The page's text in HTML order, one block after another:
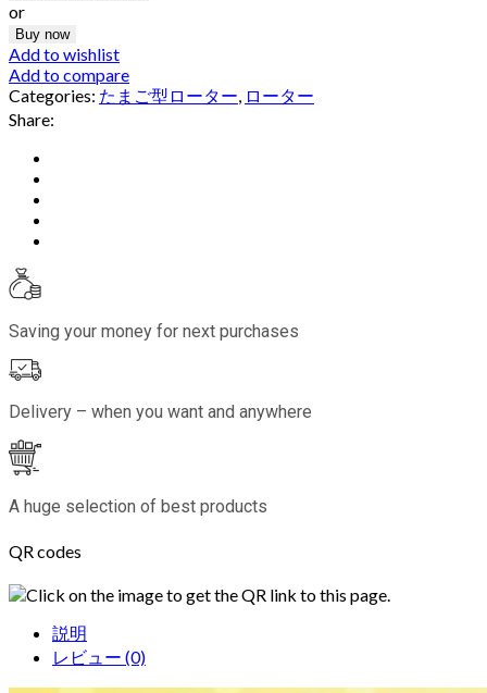
or
Buy now
Add to wishlist
Add to compare
Categories: たまご型ローター, ローター
Share:
Saving your money for next purchases
Delivery – when you want and anywhere
A huge selection of best products
QR codes
Click on the image to get the QR link to this page.
説明
レビュー (0)